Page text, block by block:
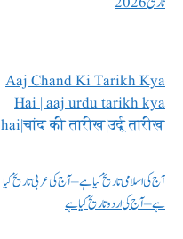
Aaj Chand Ki Tarikh Kya
Hai | aaj urdu tarikh kya
hai|चांद की तारीख|उर्दू तारीख
آج کی اسلامی تاریخ کیا ہے – آج کی عربی تاریخ کیا
ہے – آج کی اردو تاریخ کیا ہے